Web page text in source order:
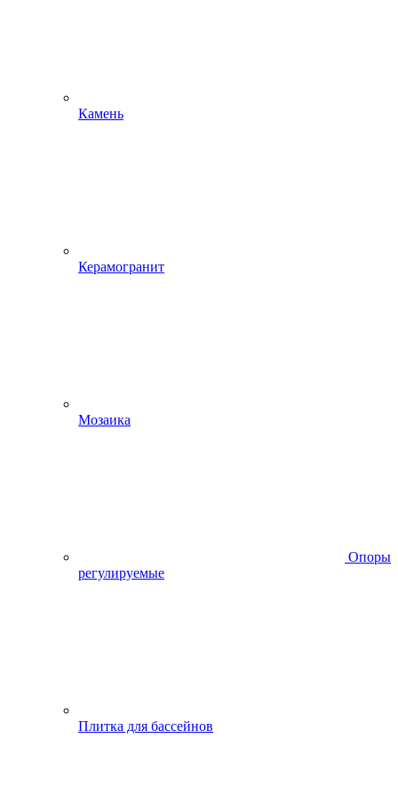
Камень
Керамогранит
Мозаика
Опоры
регулируемые
Плитка для бассейнов